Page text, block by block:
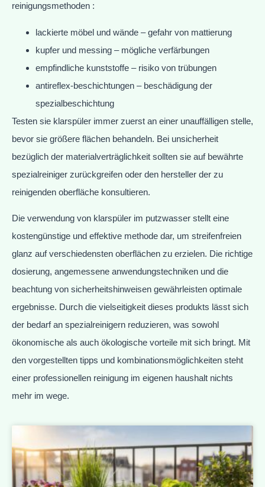
reinigungsmethoden :
lackierte möbel und wände – gefahr von mattierung
kupfer und messing – mögliche verfärbungen
empfindliche kunststoffe – risiko von trübungen
antireflex-beschichtungen – beschädigung der
spezialbeschichtung
Testen sie klarspüler immer zuerst an einer unauffälligen stelle,
bevor sie größere flächen behandeln. Bei unsicherheit
bezüglich der materialverträglichkeit sollten sie auf bewährte
spezialreiniger zurückgreifen oder den hersteller der zu
reinigenden oberfläche konsultieren.
Die verwendung von klarspüler im putzwasser stellt eine
kostengünstige und effektive methode dar, um streifenfreien
glanz auf verschiedensten oberflächen zu erzielen. Die richtige
dosierung, angemessene anwendungstechniken und die
beachtung von sicherheitshinweisen gewährleisten optimale
ergebnisse. Durch die vielseitigkeit dieses produkts lässt sich
der bedarf an spezialreinigern reduzieren, was sowohl
ökonomische als auch ökologische vorteile mit sich bringt. Mit
den vorgestellten tipps und kombinationsmöglichkeiten steht
einer professionellen reinigung im eigenen haushalt nichts
mehr im wege.